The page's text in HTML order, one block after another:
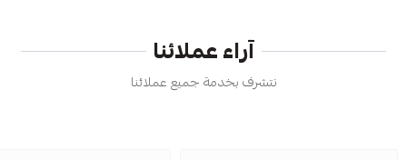
آراء عملائنا
نتشرف بخدمة جميع عملائنا